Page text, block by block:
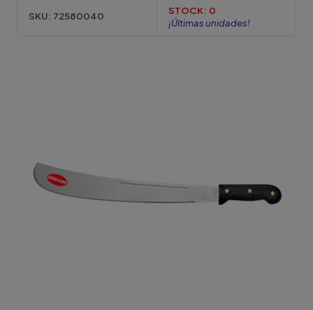
SKU: 72580040 STOCK: 0
¡Últimas unidades!